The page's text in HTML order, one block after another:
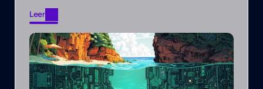
Leer
Leer